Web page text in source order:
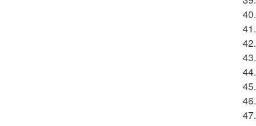
40.
41.
42.
43.
44.
45.
46.
47.